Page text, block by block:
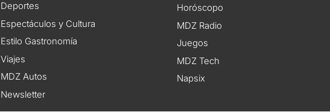
Deportes
Espectáculos y Cultura
Estilo Gastronomía
Viajes
MDZ Autos
Newsletter
Horóscopo
MDZ Radio
Juegos
MDZ Tech
Napsix